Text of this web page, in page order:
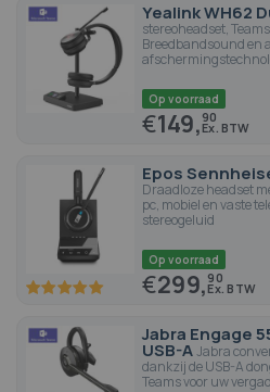
Yealink WH62
stereoheadset,
Breedbandsound en
Op voorraad
€149,90
Epos
Draadloze headset
pc, mobiel en vaste
stereogeluid
100 100
Op voorraad
€299,90
Jabra Engage
USB-AJabra
dankzij de USB-A
Teams voor uw